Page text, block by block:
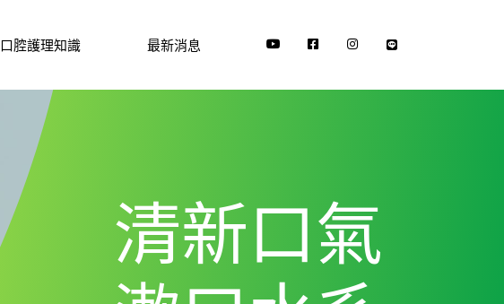
口腔護理知識 最新消息
清新口氣